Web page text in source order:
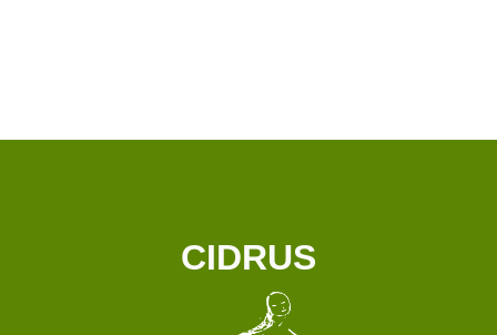
CIDRUS